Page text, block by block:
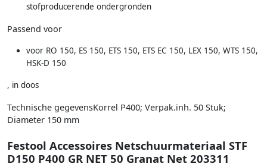
stofproducerende ondergronden
Passend voor
voor RO 150, ES 150, ETS 150, ETS EC 150, LEX 150, WTS 150,
HSK-D 150
, in doos
Technische gegevensKorrel P400; Verpak.inh. 50 Stuk;
Diameter 150 mm
Festool Accessoires Netschuurmateriaal STF
D150 P400 GR NET 50 Granat Net 203311